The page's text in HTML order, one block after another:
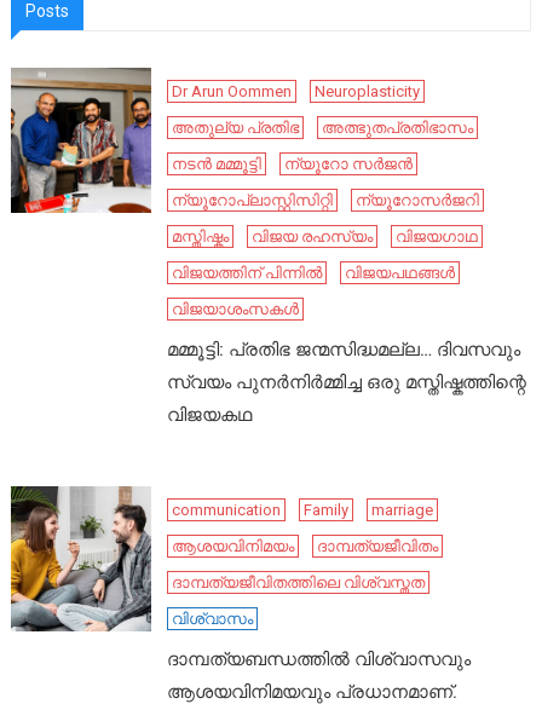
Posts
Dr Arun Oommen
Neuroplasticity
അതുല്യ പ്രതിഭ
അത്ഭുതപ്രതിഭാസം
നടൻ മമ്മൂട്ടി
ന്യൂറോ സർജൻ
ന്യൂറോപ്ലാസ്റ്റിസിറ്റി
ന്യൂറോസർജറി
മസ്തിഷ്കം
വിജയ രഹസ്യം
വിജയഗാഥ
വിജയത്തിന് പിന്നിൽ
വിജയപഥങ്ങൾ
വിജയാശംസകൾ
മമ്മൂട്ടി: പ്രതിഭ ജന്മസിദ്ധമല്ല… ദിവസവും
സ്വയം പുനർനിർമ്മിച്ച ഒരു മസ്തിഷ്കത്തിന്റെ
വിജയകഥ
communication Family
marriage
ആശയവിനിമയം
ദാമ്പത്യജീവിതം
ദാമ്പത്യജീവിതത്തിലെ വിശ്വസ്തത
വിശ്വാസം
ദാമ്പത്യബന്ധത്തിൽ വിശ്വാസവും
ആശയവിനിമയവും പ്രധാനമാണ്.